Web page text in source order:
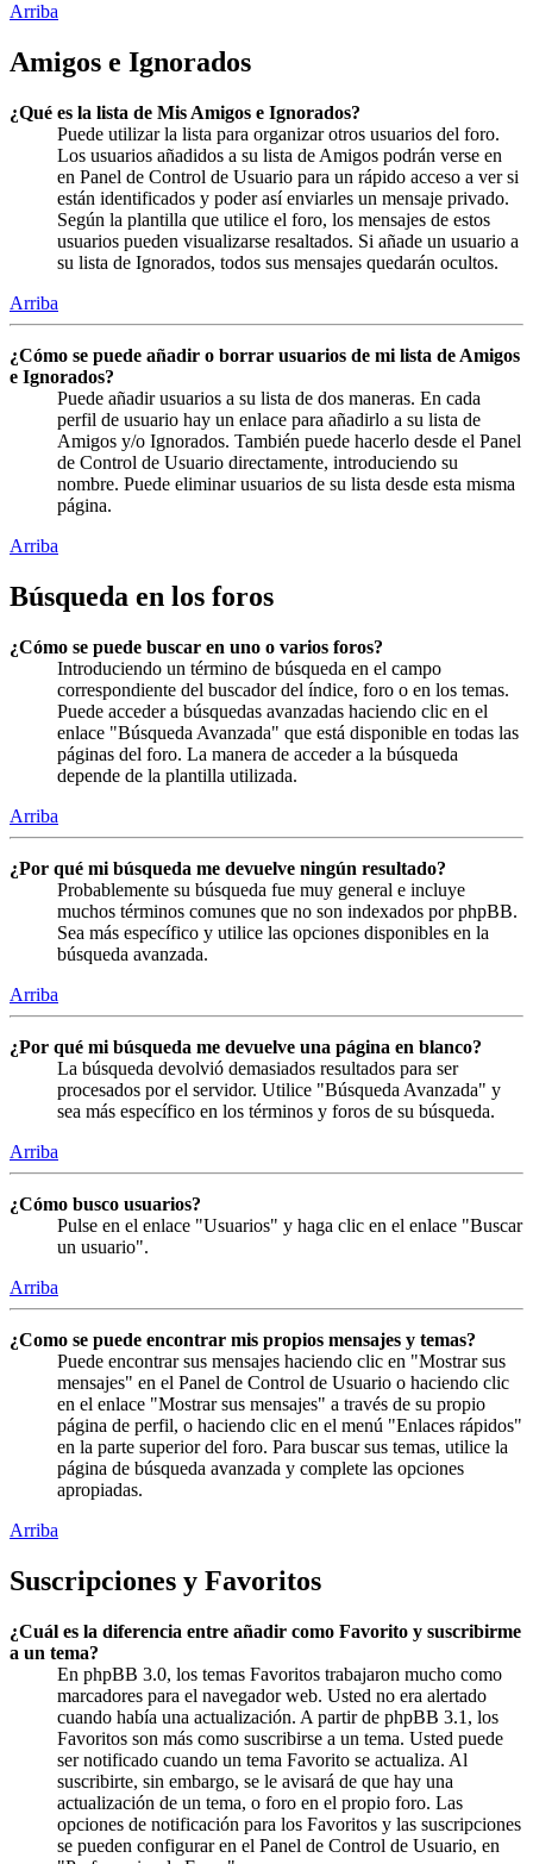
Arriba
Amigos e Ignorados
¿Qué es la lista de Mis Amigos e Ignorados?
Puede utilizar la lista para organizar otros usuarios del foro.
Los usuarios añadidos a su lista de Amigos podrán verse en
en Panel de Control de Usuario para un rápido acceso a ver si
están identificados y poder así enviarles un mensaje privado.
Según la plantilla que utilice el foro, los mensajes de estos
usuarios pueden visualizarse resaltados. Si añade un usuario a
su lista de Ignorados, todos sus mensajes quedarán ocultos.
Arriba
¿Cómo se puede añadir o borrar usuarios de mi lista de Amigos
e Ignorados?
Puede añadir usuarios a su lista de dos maneras. En cada
perfil de usuario hay un enlace para añadirlo a su lista de
Amigos y/o Ignorados. También puede hacerlo desde el Panel
de Control de Usuario directamente, introduciendo su
nombre. Puede eliminar usuarios de su lista desde esta misma
página.
Arriba
Búsqueda en los foros
¿Cómo se puede buscar en uno o varios foros?
Introduciendo un término de búsqueda en el campo
correspondiente del buscador del índice, foro o en los temas.
Puede acceder a búsquedas avanzadas haciendo clic en el
enlace "Búsqueda Avanzada" que está disponible en todas las
páginas del foro. La manera de acceder a la búsqueda
depende de la plantilla utilizada.
Arriba
¿Por qué mi búsqueda me devuelve ningún resultado?
Probablemente su búsqueda fue muy general e incluye
muchos términos comunes que no son indexados por phpBB.
Sea más específico y utilice las opciones disponibles en la
búsqueda avanzada.
Arriba
¿Por qué mi búsqueda me devuelve una página en blanco?
La búsqueda devolvió demasiados resultados para ser
procesados por el servidor. Utilice "Búsqueda Avanzada" y
sea más específico en los términos y foros de su búsqueda.
Arriba
¿Cómo busco usuarios?
Pulse en el enlace "Usuarios" y haga clic en el enlace "Buscar
un usuario".
Arriba
¿Como se puede encontrar mis propios mensajes y temas?
Puede encontrar sus mensajes haciendo clic en "Mostrar sus
mensajes" en el Panel de Control de Usuario o haciendo clic
en el enlace "Mostrar sus mensajes" a través de su propio
página de perfil, o haciendo clic en el menú "Enlaces rápidos"
en la parte superior del foro. Para buscar sus temas, utilice la
página de búsqueda avanzada y complete las opciones
apropiadas.
Arriba
Suscripciones y Favoritos
¿Cuál es la diferencia entre añadir como Favorito y suscribirme
a un tema?
En phpBB 3.0, los temas Favoritos trabajaron mucho como
marcadores para el navegador web. Usted no era alertado
cuando había una actualización. A partir de phpBB 3.1, los
Favoritos son más como suscribirse a un tema. Usted puede
ser notificado cuando un tema Favorito se actualiza. Al
suscribirte, sin embargo, se le avisará de que hay una
actualización de un tema, o foro en el propio foro. Las
opciones de notificación para los Favoritos y las suscripciones
se pueden configurar en el Panel de Control de Usuario, en